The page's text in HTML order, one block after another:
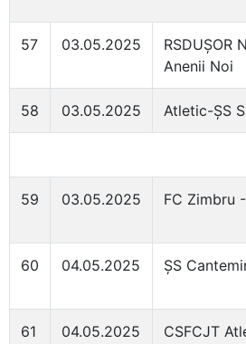
57 03.05.2025
RSDUȘOR
Anenii Noi
58 03.05.2025 Atletic-ȘS
59 03.05.2025 FC Zimbru
60 04.05.2025 ȘS
61 04.05.2025 CSFCJT